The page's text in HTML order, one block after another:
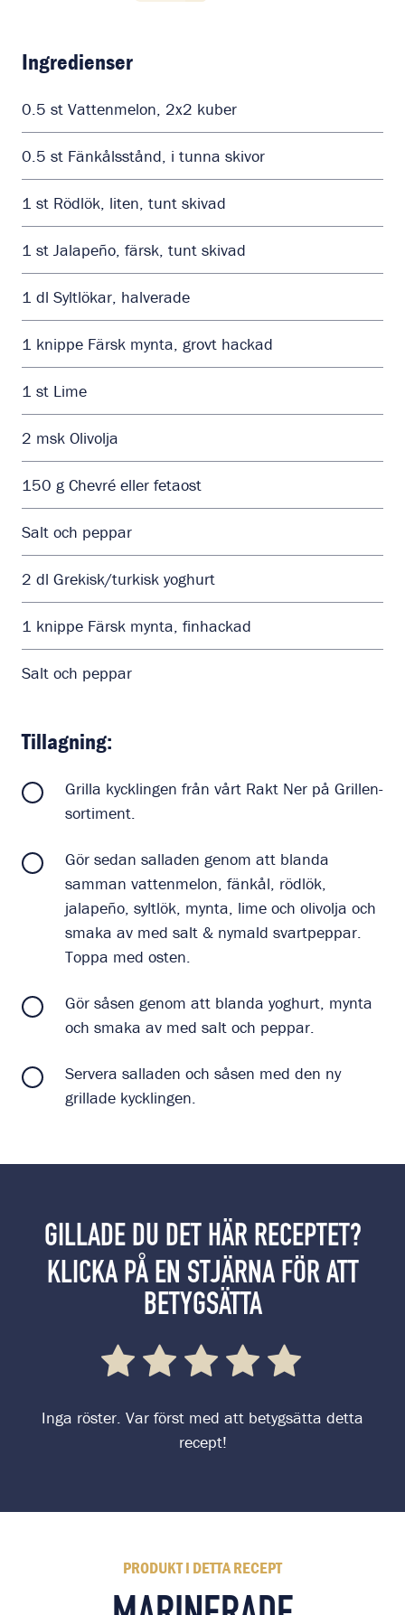
Ingredienser
0.5 st Vattenmelon, 2x2 kuber
0.5 st Fänkålsstånd, i tunna skivor
1 st Rödlök, liten, tunt skivad
1 st Jalapeño, färsk, tunt skivad
1 dl Syltlökar, halverade
1 knippe Färsk mynta, grovt hackad
1 st Lime
2 msk Olivolja
150 g Chevré eller fetaost
Salt och peppar
2 dl Grekisk/turkisk yoghurt
1 knippe Färsk mynta, finhackad
Salt och peppar
Tillagning:
Grilla kycklingen från vårt Rakt Ner på Grillen-
sortiment.
Gör sedan salladen genom att blanda
samman vattenmelon, fänkål, rödlök,
jalapeño, syltlök, mynta, lime och olivolja och
smaka av med salt & nymald svartpeppar.
Toppa med osten.
Gör såsen genom att blanda yoghurt, mynta
och smaka av med salt och peppar.
Servera salladen och såsen med den ny
grillade kycklingen.
GILLADE DU DET HÄR RECEPTET?
KLICKA PÅ EN STJÄRNA FÖR ATT
BETYGSÄTTA
Inga röster. Var först med att betygsätta detta
recept!
PRODUKT I DETTA RECEPT